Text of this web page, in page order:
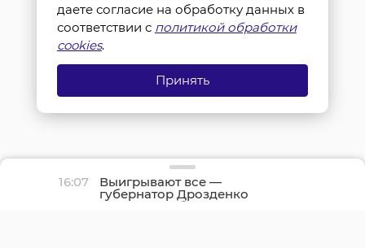
16:07 Выигрывают все —
губернатор Дрозденко
рассказал об успехах
даете согласие на обработку данных в
соответствии с политикой обработки
cookies.
Принять